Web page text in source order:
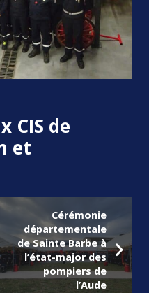
CIS de
et
Cérémonie
départementale
de Sainte Barbe à
l’état-major des
pompiers de
l’Aude